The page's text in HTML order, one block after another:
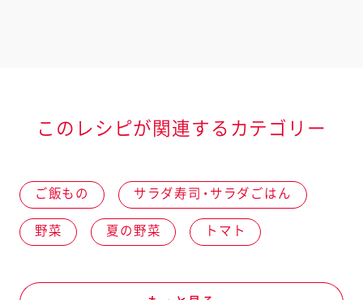
このレシピが関連するカテゴリー
ご飯もの サラダ寿司・サラダごはん
野菜 夏の野菜 トマト